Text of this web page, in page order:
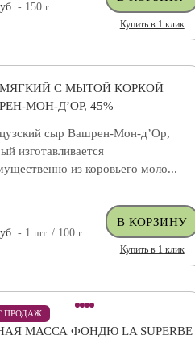
- 150 г
Купить в 1 клик
С МЫТОЙ КОРКОЙ
МОН-Д’ОР, 45%
сыр Вашрен-Мон-д’Ор,
изготавливается
из коровьего моло...
- 1 шт. / 100 г
Купить в 1 клик
ПРОДАЖ
МАССА ФОНДЮ LA SUPERBE